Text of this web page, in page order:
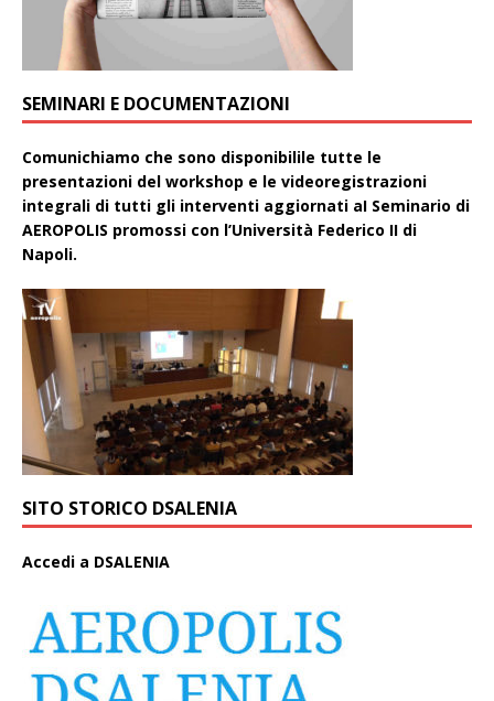
SEMINARI E DOCUMENTAZIONI
Comunichiamo che sono disponibilile tutte le
presentazioni del workshop e le videoregistrazioni
integrali di tutti gli interventi aggiornati aI Seminario di
AEROPOLIS promossi con l’Università Federico II di
Napoli.
SITO STORICO DSALENIA
Accedi a DSALENIA